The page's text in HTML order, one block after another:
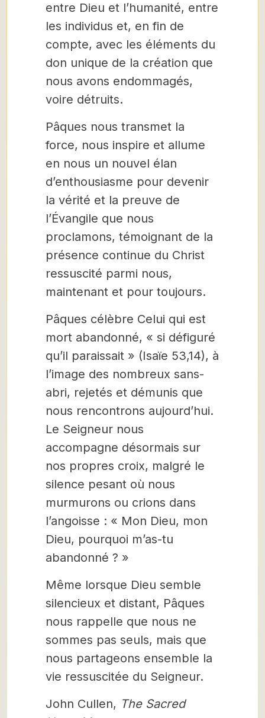
entre Dieu et l’humanité, entre
les individus et, en fin de
compte, avec les éléments du
don unique de la création que
nous avons endommagés,
voire détruits.
Pâques nous transmet la
force, nous inspire et allume
en nous un nouvel élan
d’enthousiasme pour devenir
la vérité et la preuve de
l’Évangile que nous
proclamons, témoignant de la
présence continue du Christ
ressuscité parmi nous,
maintenant et pour toujours.
Pâques célèbre Celui qui est
mort abandonné, « si défiguré
qu’il paraissait » (Isaïe 53,14), à
l’image des nombreux sans-
abri, rejetés et démunis que
nous rencontrons aujourd’hui.
Le Seigneur nous
accompagne désormais sur
nos propres croix, malgré le
silence pesant où nous
murmurons ou crions dans
l’angoisse : « Mon Dieu, mon
Dieu, pourquoi m’as-tu
abandonné ? »
Même lorsque Dieu semble
silencieux et distant, Pâques
nous rappelle que nous ne
sommes pas seuls, mais que
nous partageons ensemble la
vie ressuscitée du Seigneur.
John Cullen, The Sacred